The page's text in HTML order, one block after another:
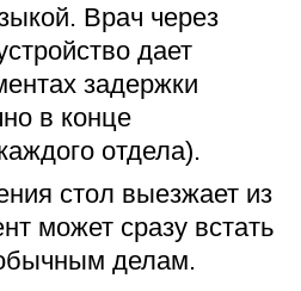
Врач через
дает
задержки
в конце
отдела).
стол выезжает из
может сразу встать
делам.